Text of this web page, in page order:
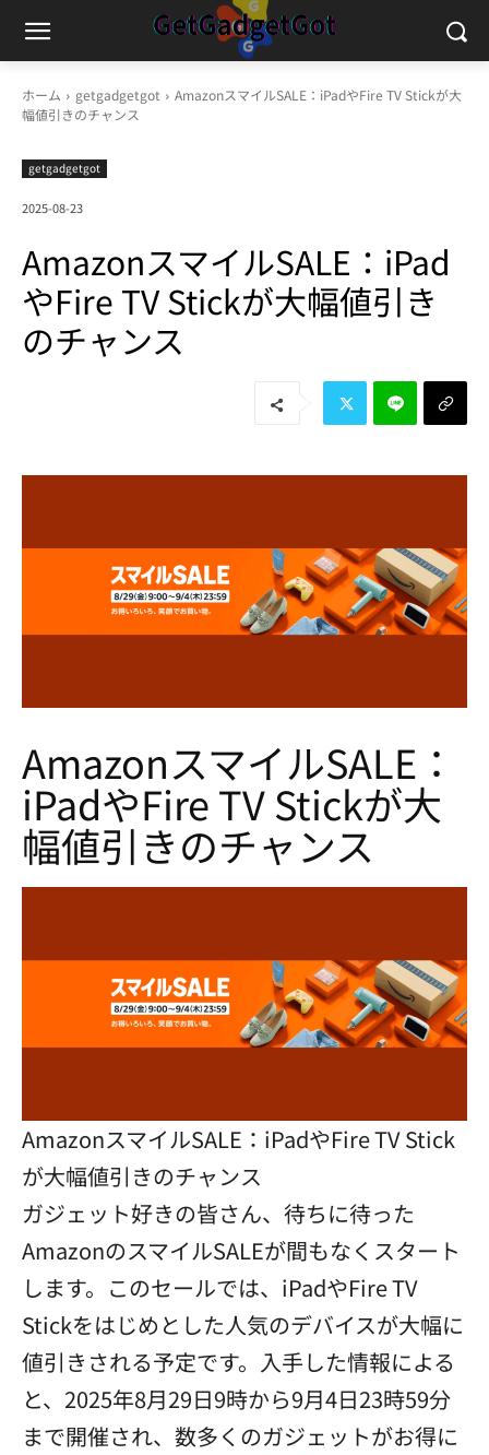
ホーム getgadgetgot
AmazonスマイルSALE：iPadやFire TV Stickが大
幅値引きのチャンス
getgadgetgot
2025-08-23
AmazonスマイルSALE：iPad
やFire TV Stickが大幅値引き
のチャンス
AmazonスマイルSALE：
iPadやFire TV Stickが大
幅値引きのチャンス
AmazonスマイルSALE：iPadやFire TV Stick
が大幅値引きのチャンス
ガジェット好きの皆さん、待ちに待った
AmazonのスマイルSALEが間もなくスタート
します。このセールでは、iPadやFire TV
Stickをはじめとした人気のデバイスが大幅に
値引きされる予定です。入手した情報による
と、2025年8月29日9時から9月4日23時59分
まで開催され、数多くのガジェットがお得に